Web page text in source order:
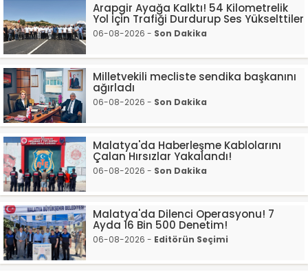
Arapgir Ayağa Kalktı! 54 Kilometrelik
Yol İçin Trafiği Durdurup Ses Yükselttiler
06-08-2026 - Son Dakika
Milletvekili mecliste sendika başkanını
ağırladı
06-08-2026 - Son Dakika
Malatya'da Haberleşme Kablolarını
Çalan Hırsızlar Yakalandı!
06-08-2026 - Son Dakika
Malatya'da Dilenci Operasyonu! 7
Ayda 16 Bin 500 Denetim!
06-08-2026 - Editörün Seçimi